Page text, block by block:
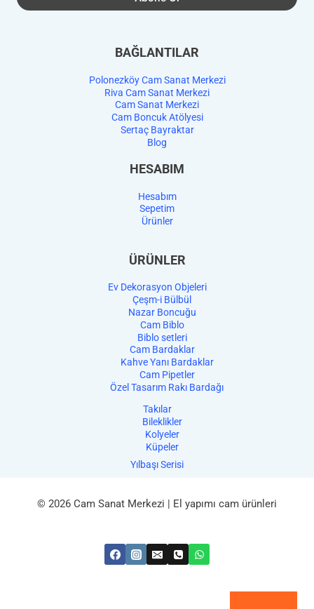
BAĞLANTILAR
Polonezköy Cam Sanat Merkezi
Riva Cam Sanat Merkezi
Cam Sanat Merkezi
Cam Boncuk Atölyesi
Sertaç Bayraktar
Blog
HESABIM
Hesabım
Sepetim
Ürünler
ÜRÜNLER
Ev Dekorasyon Objeleri
Çeşm-i Bülbül
Nazar Boncuğu
Cam Biblo
Biblo setleri
Cam Bardaklar
Kahve Yanı Bardaklar
Cam Pipetler
Özel Tasarım Rakı Bardağı
Takılar
Bileklikler
Kolyeler
Küpeler
Yılbaşı Serisi
© 2026 Cam Sanat Merkezi | El yapımı cam ürünleri